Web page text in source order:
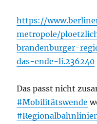
https://
metropole/
brandenburger-
das-ende-li.236240
Das passt nicht
#Mobilitätswende